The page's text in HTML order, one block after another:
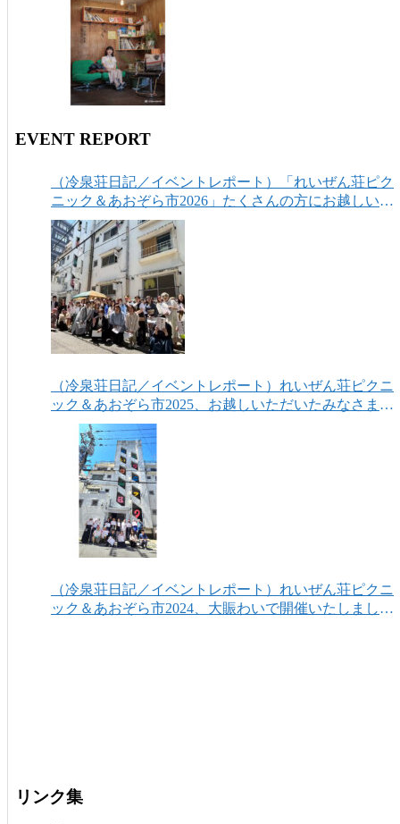
EVENT REPORT
（冷泉荘日記／イベントレポート）「れいぜん荘ピク
ニック＆あおぞら市2026」たくさんの方にお越しいた
だき、ありがとうございました！
（冷泉荘日記／イベントレポート）れいぜん荘ピクニ
ック＆あおぞら市2025、お越しいただいたみなさまあ
りがとうございました！
（冷泉荘日記／イベントレポート）れいぜん荘ピクニ
ック＆あおぞら市2024、大賑わいで開催いたしまし
リンク集